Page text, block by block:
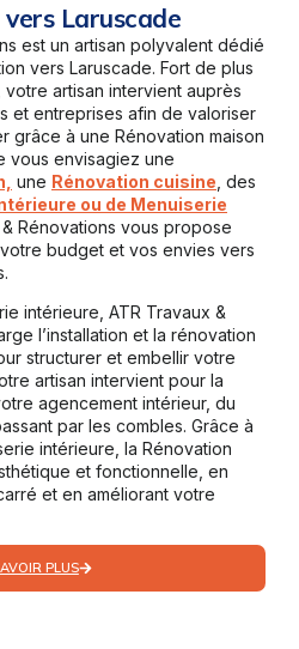
Laruscade
est un artisan polyvalent dédié
vers Laruscade. Fort de plus
, votre artisan intervient auprès
et entreprises afin de valoriser
grâce à une Rénovation maison
vous envisagiez une
une Rénovation cuisine , des
ou de Menuiserie
& Rénovations vous propose
budget et vos envies vers
intérieure, ATR Travaux &
l’installation et la rénovation
structurer et embellir votre
artisan intervient pour la
agencement intérieur, du
par les combles. Grâce à
intérieure, la Rénovation
et fonctionnelle, en
et en améliorant votre
PLUS